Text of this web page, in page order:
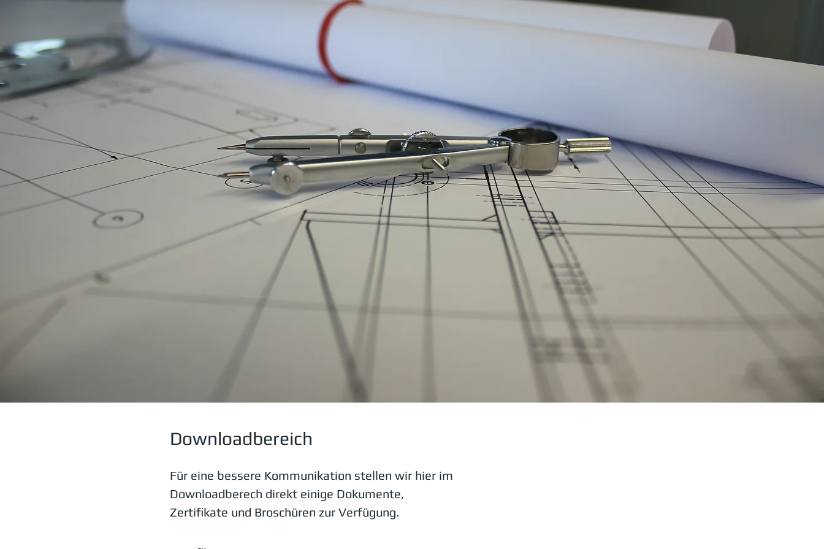
Downloadbereich
Für eine bessere Kommunikation stellen wir hier im
Downloadberech direkt einige Dokumente,
Zertifikate und Broschüren zur Verfügung.